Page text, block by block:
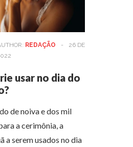
REDAÇÃO -
26 DE
usar no dia do
de noiva e dos mil
a cerimônia, a
a serem usados no dia